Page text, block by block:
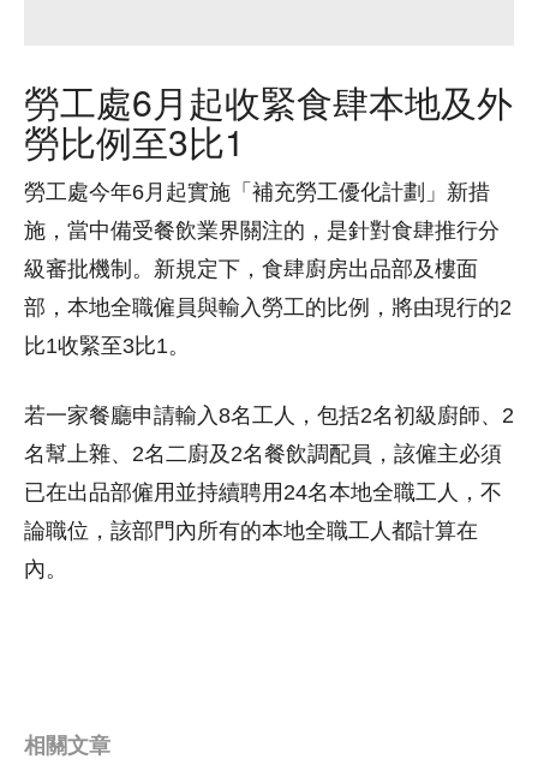
勞工處6月起收緊食肆本地及外
勞比例至3比1
勞工處今年6月起實施「補充勞工優化計劃」新措
施，當中備受餐飲業界關注的，是針對食肆推行分
級審批機制。新規定下，食肆廚房出品部及樓面
部，本地全職僱員與輸入勞工的比例，將由現行的2
比1收緊至3比1。
若一家餐廳申請輸入8名工人，包括2名初級廚師、2
名幫上雜、2名二廚及2名餐飲調配員，該僱主必須
已在出品部僱用並持續聘用24名本地全職工人，不
論職位，該部門內所有的本地全職工人都計算在
內。
相關文章